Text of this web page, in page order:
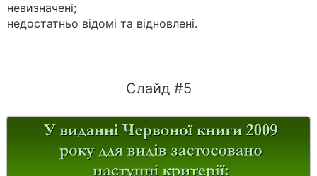
невизначені;
недостатньо відомі та відновлені.
Слайд #5